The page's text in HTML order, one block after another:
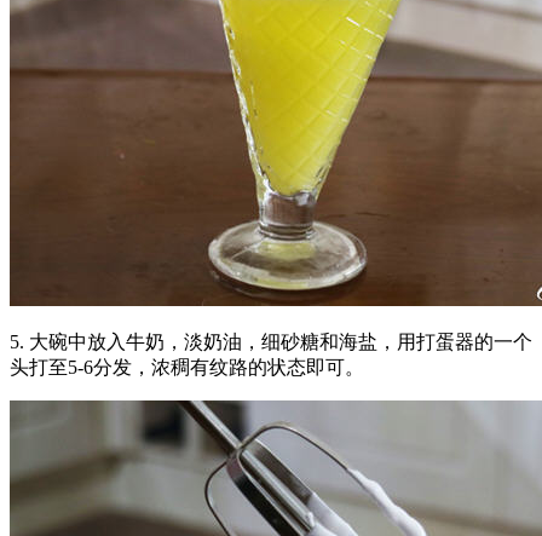
5. 大碗中放入牛奶，淡奶油，细砂糖和海盐，用打蛋器的一个
头打至5-6分发，浓稠有纹路的状态即可。